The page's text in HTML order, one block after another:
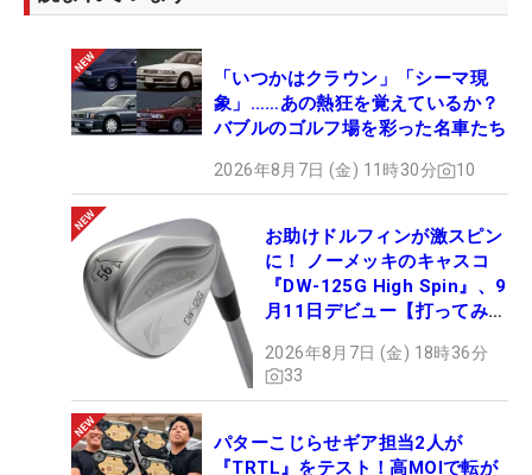
「いつかはクラウン」「シーマ現
象」……あの熱狂を覚えているか？
バブルのゴルフ場を彩った名車たち
2026年8月7日 (金) 11時30分 10
お助けドルフィンが激スピン
に！ ノーメッキのキャスコ
『DW-125G High Spin』、9
月11日デビュー【打ってみ
2026年8月7日 (金) 18時36分
33
パターこじらせギア担当2人が
『TRTL』をテスト！高MOIで転が